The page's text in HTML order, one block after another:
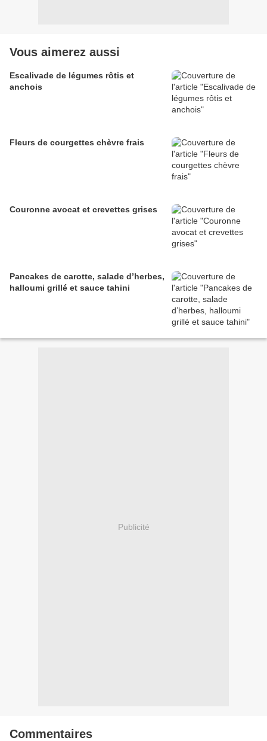
Vous aimerez aussi
Escalivade de légumes rôtis et
anchois
Fleurs de courgettes chèvre frais
Couronne avocat et crevettes grises
Pancakes de carotte, salade d’herbes,
halloumi grillé et sauce tahini
Publicité
Commentaires